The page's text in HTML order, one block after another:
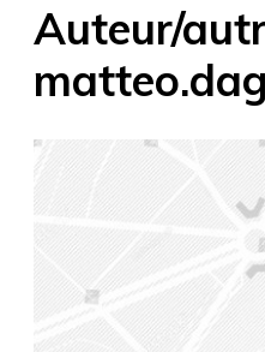
Auteur/